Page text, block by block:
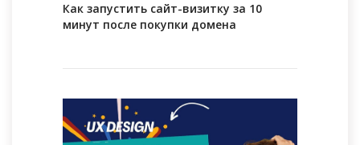
Как запустить сайт-визитку за 10
минут после покупки домена